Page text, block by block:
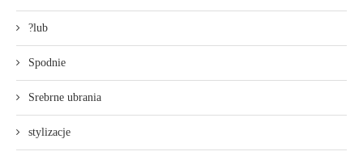
?lub
Spodnie
Srebrne ubrania
stylizacje